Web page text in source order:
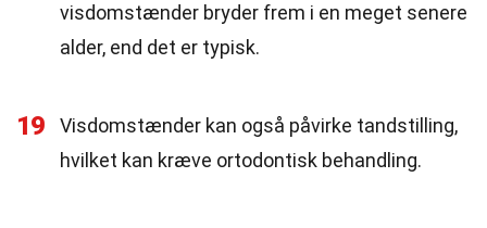
visdomstænder bryder frem i en meget senere
alder, end det er typisk.
19
Visdomstænder kan også påvirke tandstilling,
hvilket kan kræve ortodontisk behandling.